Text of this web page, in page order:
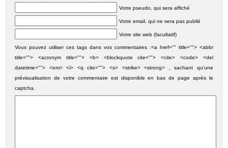
Votre pseudo, qui sera affiché
Votre email, qui ne sera pas publié
Votre site web (facultatif)
Vous pouvez utiliser ces tags dans vos commentaires :<a href="" title=""> <abbr
title=""> <acronym title=""> <b> <blockquote cite=""> <cite> <code> <del
datetime=""> <em> <i> <q cite=""> <s> <strike> <strong> , sachant qu'une
prévisualisation de votre commentaire est disponible en bas de page après le
captcha.